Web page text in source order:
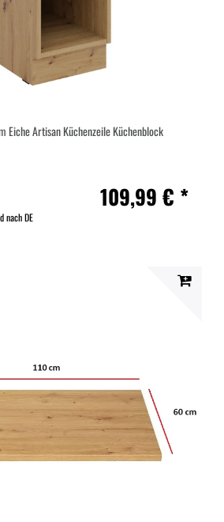
Eiche Artisan Küchenzeile Küchenblock
109,99 € *
nach DE